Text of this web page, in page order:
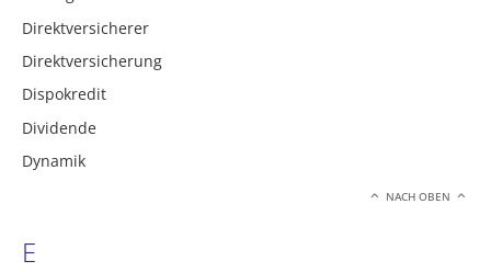
Direktversicherer
Direktversicherung
Dispokredit
Dividende
Dynamik
NACH OBEN
E